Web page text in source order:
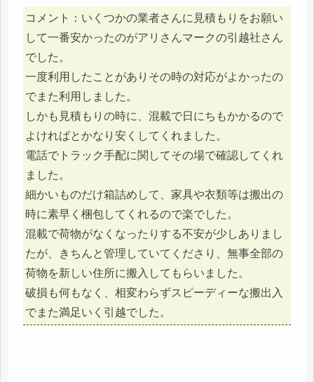
コメント：いくつかの業者さんに見積もりをお願い
して一番安かったのがアリさんマークの引越社さん
でした。
一度利用したことがありその時の対応がよかったの
でまた利用しました。
しかも見積もりの時に、混載で日にちもかかるので
よければとかなり安くしてくれました。
電話でトラック手配に関してその場で確認してくれ
ました。
細かいものだけ箱詰めして、家具や衣類等は搬出の
時に素早く梱包してくれるので楽でした。
混載で荷物がなくなったりする不安が少しありまし
たが、きちんと管理していてくださり、無事全部の
荷物を新しい住所に搬入してもらいました。
破損も何もなく、相変わらずスピーディーな搬出入
でまた満足いく引越でした。